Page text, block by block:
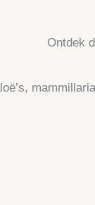
Ontdek